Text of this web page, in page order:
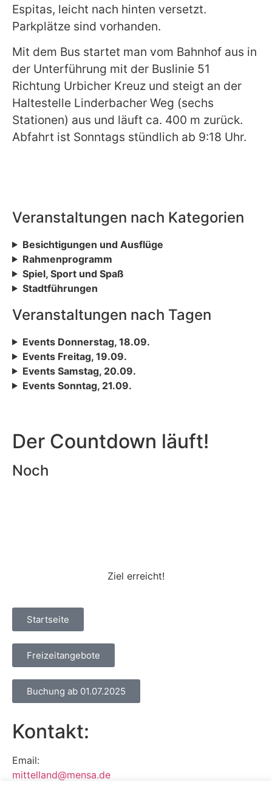
Espitas, leicht nach hinten versetzt.
Parkplätze sind vorhanden.
Mit dem Bus startet man vom Bahnhof aus in
der Unterführung mit der Buslinie 51
Richtung Urbicher Kreuz und steigt an der
Haltestelle Linderbacher Weg (sechs
Stationen) aus und läuft ca. 400 m zurück.
Abfahrt ist Sonntags stündlich ab 9:18 Uhr.
Veranstaltungen nach Kategorien
Besichtigungen und Ausflüge
Rahmenprogramm
Spiel, Sport und Spaß
Stadtführungen
Veranstaltungen nach Tagen
Events Donnerstag, 18.09.
Events Freitag, 19.09.
Events Samstag, 20.09.
Events Sonntag, 21.09.
Der Countdown läuft!
Noch
Ziel erreicht!
Startseite
Freizeitangebote
Buchung ab 01.07.2025
Kontakt:
Email:
mittelland@mensa.de